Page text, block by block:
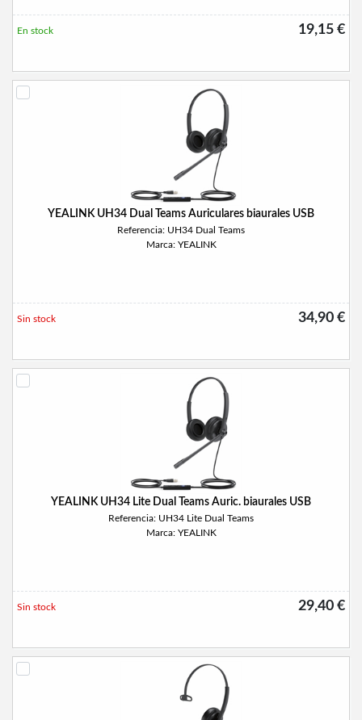
19,15 €
En stock
YEALINK UH34 Dual Teams Auriculares biaurales USB
Referencia: UH34 Dual Teams
Marca: YEALINK
34,90 €
Sin stock
YEALINK UH34 Lite Dual Teams Auric. biaurales USB
Referencia: UH34 Lite Dual Teams
Marca: YEALINK
29,40 €
Sin stock